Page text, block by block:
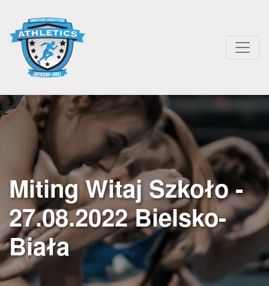
Miting Witaj Szkoło -
27.08.2022 Bielsko-
Biała